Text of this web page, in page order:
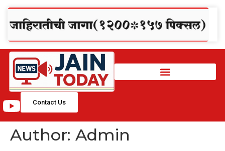
Contact Us
Author: Admin